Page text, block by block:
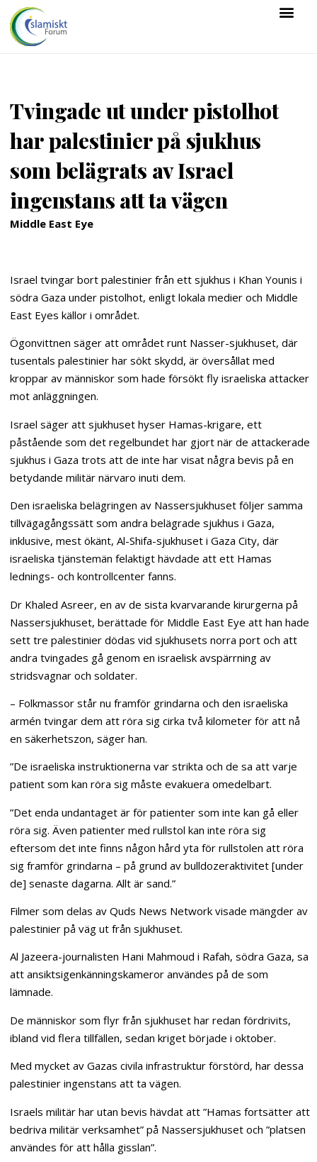
Tvingade ut under pistolhot
har palestinier på sjukhus
som belägrats av Israel
ingenstans att ta vägen
Middle East Eye
Israel tvingar bort palestinier från ett sjukhus i Khan Younis i
södra Gaza under pistolhot, enligt lokala medier och Middle
East Eyes källor i området.
Ögonvittnen säger att området runt Nasser-sjukhuset, där
tusentals palestinier har sökt skydd, är översållat med
kroppar av människor som hade försökt fly israeliska attacker
mot anläggningen.
Israel säger att sjukhuset hyser Hamas-krigare, ett
påstående som det regelbundet har gjort när de attackerade
sjukhus i Gaza trots att de inte har visat några bevis på en
betydande militär närvaro inuti dem.
Den israeliska belägringen av Nassersjukhuset följer samma
tillvägagångssätt som andra belägrade sjukhus i Gaza,
inklusive, mest ökänt, Al-Shifa-sjukhuset i Gaza City, där
israeliska tjänstemän felaktigt hävdade att ett Hamas
lednings- och kontrollcenter fanns.
Dr Khaled Asreer, en av de sista kvarvarande kirurgerna på
Nassersjukhuset, berättade för Middle East Eye att han hade
sett tre palestinier dödas vid sjukhusets norra port och att
andra tvingades gå genom en israelisk avspärrning av
stridsvagnar och soldater.
– Folkmassor står nu framför grindarna och den israeliska
armén tvingar dem att röra sig cirka två kilometer för att nå
en säkerhetszon, säger han.
”De israeliska instruktionerna var strikta och de sa att varje
patient som kan röra sig måste evakuera omedelbart.
”Det enda undantaget är för patienter som inte kan gå eller
röra sig. Även patienter med rullstol kan inte röra sig
eftersom det inte finns någon hård yta för rullstolen att röra
sig framför grindarna – på grund av bulldozeraktivitet [under
de] senaste dagarna. Allt är sand.”
Filmer som delas av Quds News Network visade mängder av
palestinier på väg ut från sjukhuset.
Al Jazeera-journalisten Hani Mahmoud i Rafah, södra Gaza, sa
att ansiktsigenkänningskameror användes på de som
lämnade.
De människor som flyr från sjukhuset har redan fördrivits,
ibland vid flera tillfällen, sedan kriget började i oktober.
Med mycket av Gazas civila infrastruktur förstörd, har dessa
palestinier ingenstans att ta vägen.
Israels militär har utan bevis hävdat att ”Hamas fortsätter att
bedriva militär verksamhet” på Nassersjukhuset och ”platsen
användes för att hålla gisslan”.